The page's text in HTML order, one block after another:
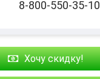
8-800-550-35-10
Хочу скидку!